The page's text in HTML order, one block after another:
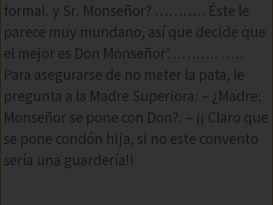
formal. y Sr. Monseñor? ……….. Éste le
parece muy mundano, así que decide que
el mejor es Don Monseñor’……….. …..
Para asegurarse de no meter la pata, le
pregunta a la Madre Superiora: – ¿Madre:
Monseñor se pone con Don?. – ¡¡ Claro que
se pone condón hija, si no este convento
sería una guardería!!